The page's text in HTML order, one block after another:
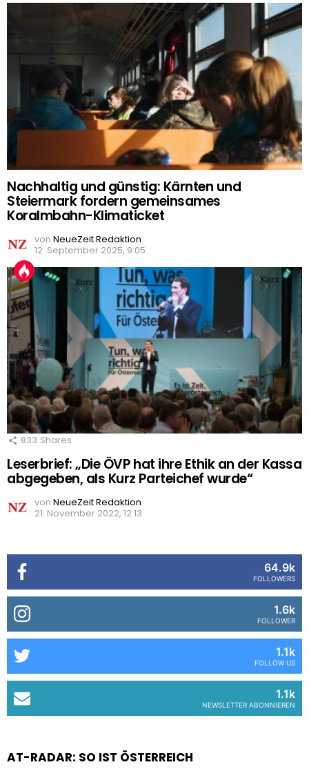
Nachhaltig und günstig: Kärnten und
Steiermark fordern gemeinsames
Koralmbahn-Klimaticket
von NeueZeit Redaktion
12. September 2025, 9:05
833 Shares
Leserbrief: „Die ÖVP hat ihre Ethik an der Kassa
abgegeben, als Kurz Parteichef wurde“
von NeueZeit Redaktion
21. November 2022, 12:13
64.9k
FOLLOWERS
1.6k
FOLLOWER
1.1k
FOLLOW US
1.1k
NEWSLETTER ABONNIEREN
AT-RADAR: SO IST ÖSTERREICH